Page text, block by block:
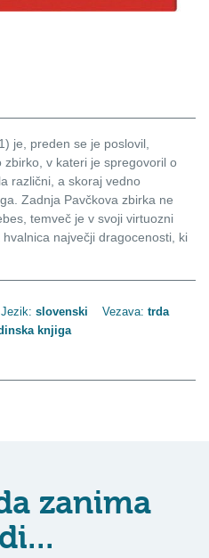
je, preden se je poslovil,
v kateri je spregovoril o
različni, a skoraj vedno
Zadnja Pavčkova zbirka ne
temveč je v svoji virtuozni
največji dragocenosti, ki
Jezik: slovenski Vezava: trda
knjiga
zanima